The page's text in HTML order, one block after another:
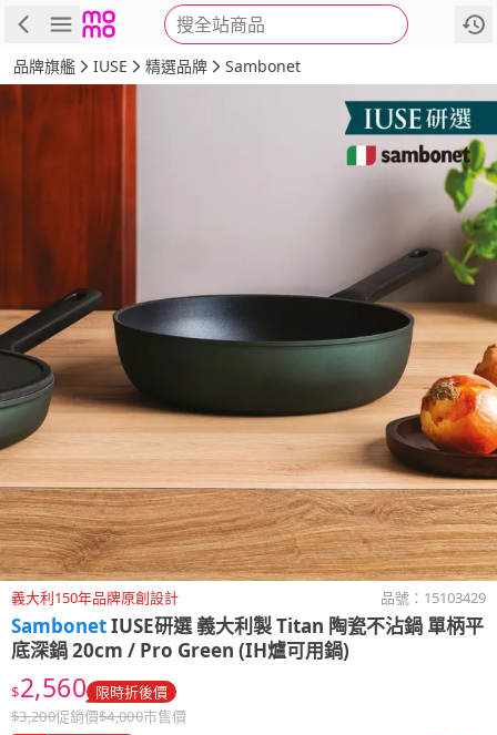
搜全站商品
商品 評價 詳情
品牌旗艦 IUSE 精選品牌 Sambonet
義大利150年品牌原創設計 品號： 15103429
SambonetIUSE研選 義大利製 Titan 陶瓷不沾鍋 單柄平
底深鍋 20cm / Pro Green (IH爐可用鍋)
$2,560 限時折後價
$3,200促銷價$4,000市售價